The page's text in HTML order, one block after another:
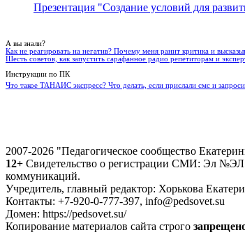
Презентация "Создание условий для
А вы знали?
Как не реагировать на негатив? Почему меня ранит критика и
Шесть советов, как запустить сарафанное радио репетиторам и
Инструкции по ПК
Что такое ТАНАИС экспресс? Что делать, если прислали смс и
2007-2026 "Педагогическое сообщество
12+ Свидетельство о регистрации СМИ: Эл №ЭЛ
коммуникаций.
Учредитель, главный редактор: Хорькова
Контакты: +7-920-0-777-397, info@pedsovet.su
Домен: https://pedsovet.su/
Копирование материалов сайта строго